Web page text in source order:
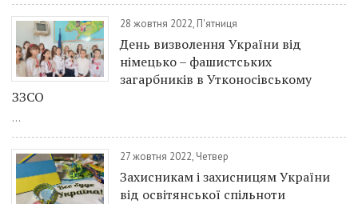
28 жовтня 2022, П'ятниця
День визволення України від
німецько – фашистських
загарбників в Утконосівському
ЗЗСО
...
27 жовтня 2022, Четвер
Захисникам і захисницям України
від освітянської спільноти